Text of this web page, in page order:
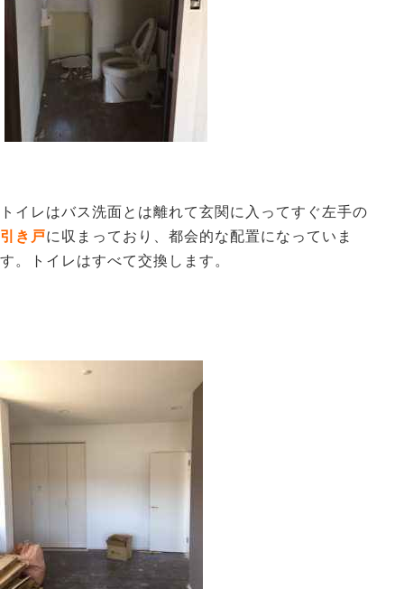
トイレはバス洗面とは離れて玄関に入ってすぐ左手の
引き戸に収まっており、都会的な配置になっていま
す。トイレはすべて交換します。